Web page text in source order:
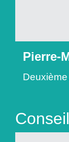
Pierre-